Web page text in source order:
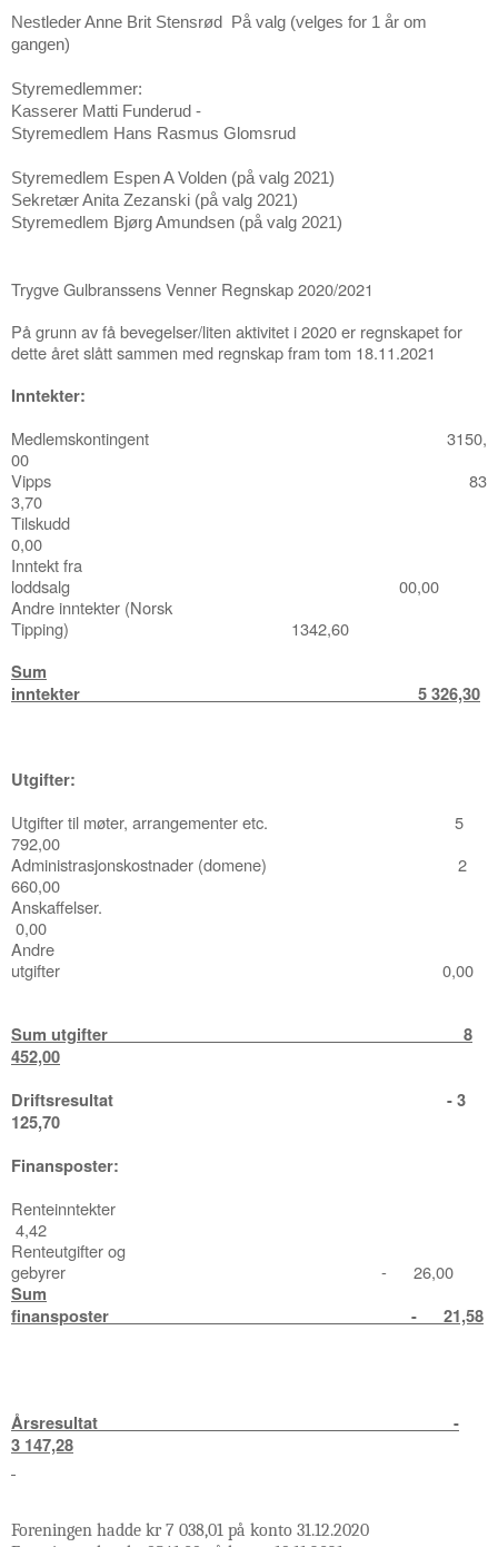
Nestleder Anne Brit Stensrød På valg (velges for 1 år om
gangen)
Styremedlemmer:
Kasserer Matti Funderud -
Styremedlem Hans Rasmus Glomsrud
Styremedlem Espen A Volden (på valg 2021)
Sekretær Anita Zezanski (på valg 2021)
Styremedlem Bjørg Amundsen (på valg 2021)
Trygve Gulbranssens Venner Regnskap 2020/2021
På grunn av få bevegelser/liten aktivitet i 2020 er regnskapet for
dette året slått sammen med regnskap fram tom 18.11.2021
Inntekter:
Medlemskontingent 3150,
00
Vipps 83
3,70
Tilskudd
0,00
Inntekt fra
loddsalg 00,00
Andre inntekter (Norsk
Tipping) 1342,60
Sum
inntekter 5 326,30
Utgifter:
Utgifter til møter, arrangementeretc. 5
792,00
Administrasjonskostnader (domene) 2
660,00
Anskaffelser.
0,00
Andre
utgifter 0,00
Sum utgifter 8
452,00
Driftsresultat - 3
125,70
Finansposter:
Renteinntekter
4,42
Renteutgifter og
gebyrer - 26,00
Sum
finansposter - 21,58
Årsresultat -
3 147,28
Foreningen hadde kr 7 038,01 på konto 31.12.2020